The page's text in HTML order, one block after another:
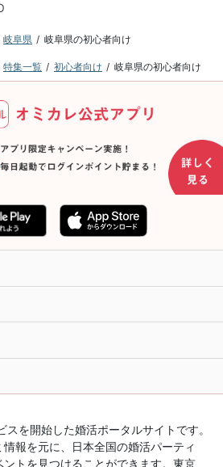
岐阜県 岐阜県の初心者向け
特集一覧 初心者向け 岐阜県の初心者向け
を開始した婚活ポータルサイトです。
報を元に、日本全国の婚活パーティ
トを見つけることができます。東京、